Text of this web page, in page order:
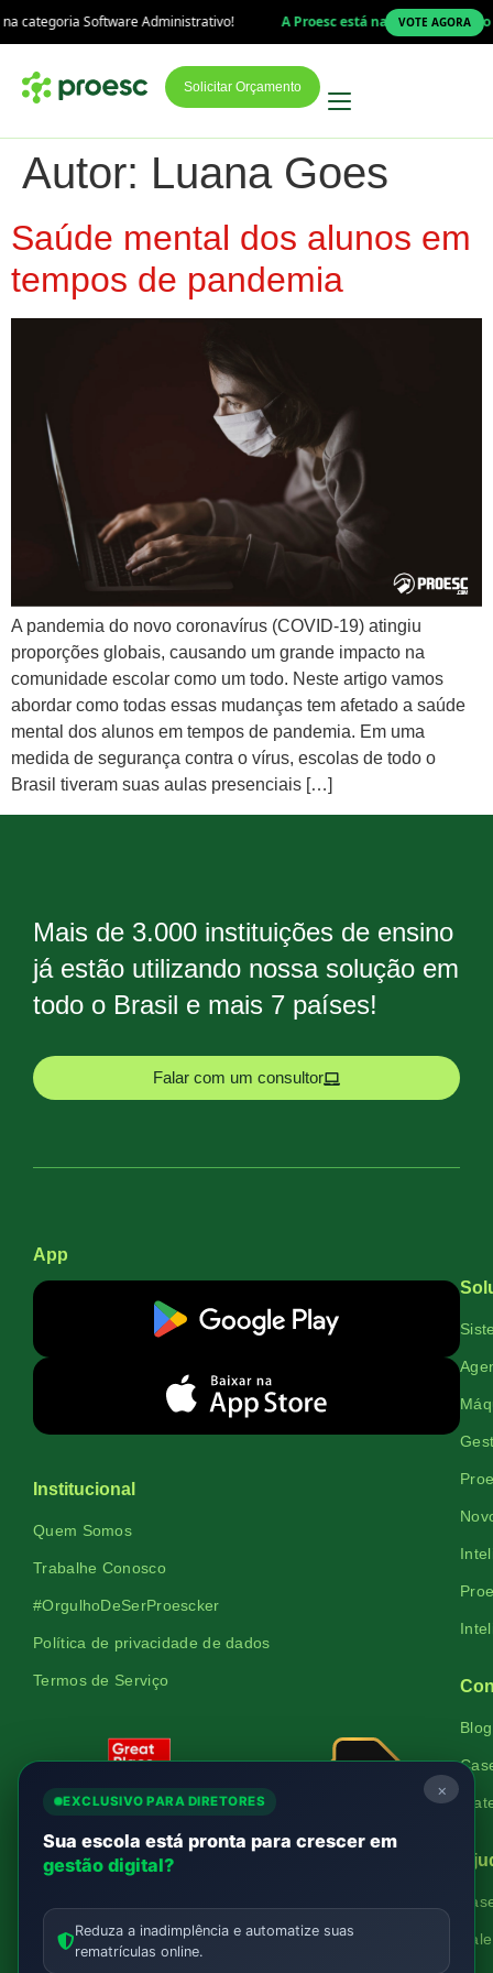
categoria Software Administrativo! A Proesc está na final do Prêmio
VOTE AGORA
Solicitar Orçamento
Autor: Luana Goes
Saúde mental dos alunos em
tempos de pandemia
A pandemia do novo coronavírus (COVID-19) atingiu
proporções globais, causando um grande impacto na
comunidade escolar como um todo. Neste artigo vamos
abordar como todas essas mudanças tem afetado a saúde
mental dos alunos em tempos de pandemia. Em uma
medida de segurança contra o vírus, escolas de todo o
Brasil tiveram suas aulas presenciais […]
Mais de 3.000 instituições de ensino
já estão utilizando nossa solução em
todo o Brasil e mais 7 países!
Falar com um consultor
App
Institucional
Quem Somos
Trabalhe Conosco
#OrgulhoDeSerProescker
Política de privacidade de dados
Termos de Serviço
Verificada
Blog
×
EXCLUSIVO PARA DIRETORES
Sua escola está pronta para crescer em
gestão digital?
Reduza a inadimplência e automatize suas
rematrículas online.